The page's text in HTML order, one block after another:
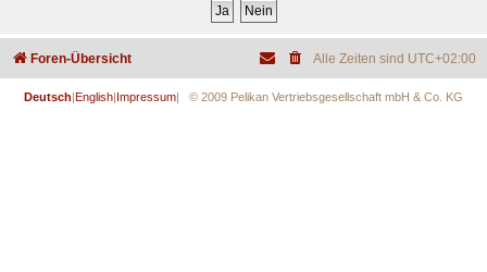
Foren-Übersicht Alle Zeiten sind UTC+02:00
Deutsch|English|Impressum| © 2009 Pelikan Vertriebsgesellschaft mbH & Co. KG